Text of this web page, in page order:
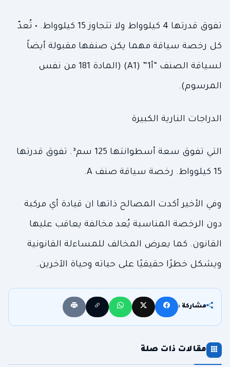
تفوق قدرتها 4 كيلوواط ولا تتجاوز 15 كيلوواط. • تُعدّ
كل رخصة سياقة مهما يكن صنفها مقبولة أيضاً
لسياقة الصنف “أ1” (A1) (المادة 181 من نفس
المرسوم).
الدراجات النارية الكبيرة
التي تفوق سعة أسطوانتها 125 سم³. تفوق قدرتها
15 كيلوواط. رخصة سياقة صنف A.
وفي الأخير أكدت المصالح ذاتها ان قيادة أي مركبة
دون الرخصة المناسبة يُعد مخالفة يعاقب عليها
القانون. كما يعرض المخالف للمساءلة القانونية
ويشكل خطرًا حقيقيًا على حياته وحياة الآخرين.
مشاركة :
مقالات ذات صلة